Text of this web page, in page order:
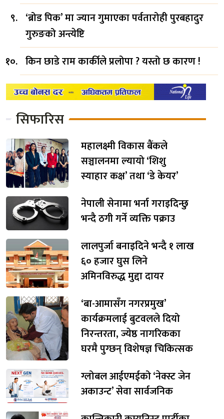
‘ब्रोड पिक’ मा ज्यान गुमाएका पर्वतारोही पुरबहादुर
गुरुङको अन्त्येष्टि
किन छाडे राम कार्कीले प्रलोपा ? यस्तो छ कारण !
सिफारिस
महालक्ष्मी विकास बैंकले
सञ्चालनमा ल्यायो ‘शिशु
स्याहार कक्ष’ तथा ‘डे केयर’
नेपाली सेनामा भर्ना गराइदिन्छु
भन्दै ठगी गर्ने व्यक्ति पक्राउ
लालपुर्जा बनाइदिने भन्दै १ लाख
६० हजार घुस लिने
अमिनविरुद्ध मुद्दा दायर
‘बा-आमासँग नगरप्रमुख’
कार्यक्रमलाई बुटवलले दियो
निरन्तरता, ज्येष्ठ नागरिकका
घरमै पुग्छन् विशेषज्ञ चिकित्सक
ग्लोबल आईएमईको ‘नेक्स्ट जेन
अकाउन्ट’ सेवा सार्वजनिक